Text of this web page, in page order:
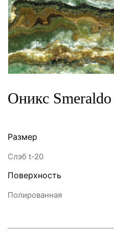
Оникс Smeraldo
Размер
Слэб t-20
Поверхность
Полированная